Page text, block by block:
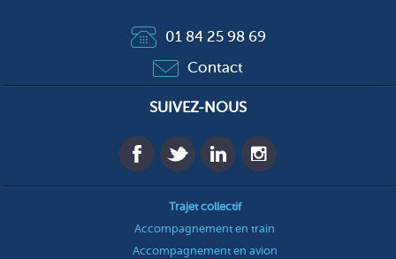
01 84 25 98 69
Contact
SUIVEZ-NOUS
Trajet collectif
Accompagnement en train
Accompagnement en avion